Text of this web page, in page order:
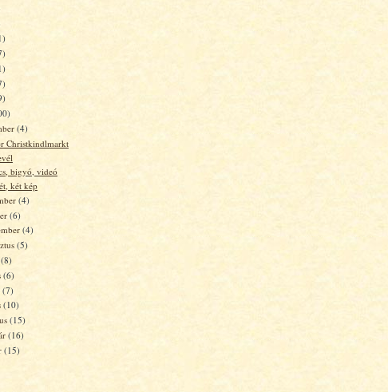
(4)
Christkindlmarkt
bigyó, videó
két kép
(4)
(6)
(4)
(5)
(8)
(6)
(7)
(10)
(15)
(16)
(15)